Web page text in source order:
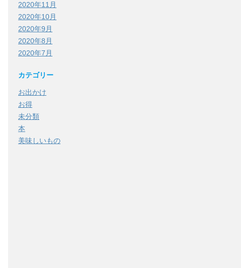
2020年11月
2020年10月
2020年9月
2020年8月
2020年7月
カテゴリー
お出かけ
お得
未分類
本
美味しいもの